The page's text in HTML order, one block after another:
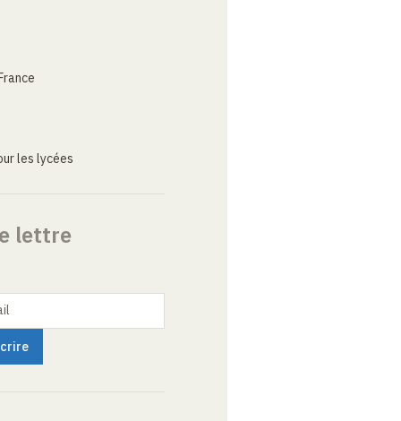
les lycées
lettre